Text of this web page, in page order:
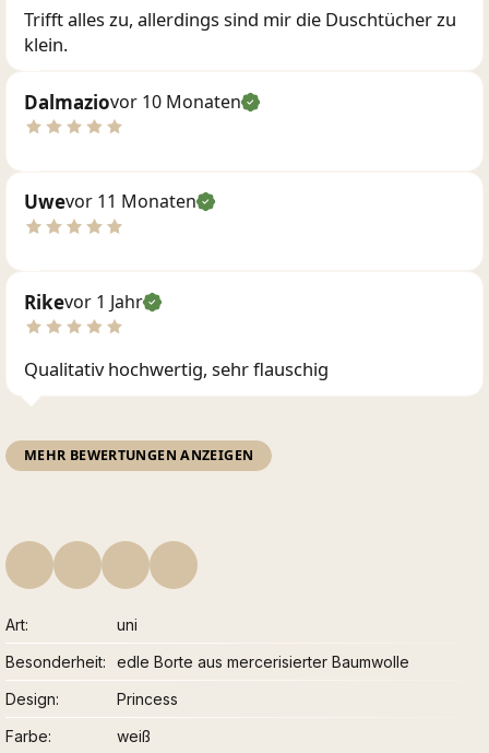
Trifft alles zu, allerdings sind mir die Duschtücher zu
klein.
Dalmaziovor 10 Monaten
Uwevor 11 Monaten
Rikevor 1 Jahr
Qualitativ hochwertig, sehr flauschig
MEHR BEWERTUNGEN ANZEIGEN
Art
uni
Besonderheit
edle Borte aus mercerisierter Baumwolle
Design
Princess
Farbe
weiß